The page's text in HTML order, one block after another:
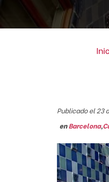
Publicado el 23
enBarcelona,